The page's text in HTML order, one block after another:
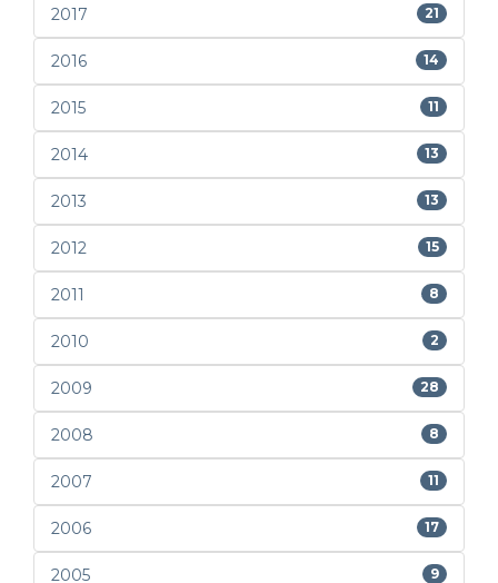
2017 21
2016 14
2015 11
2014 13
2013 13
2012 15
2011 8
2010 2
2009 28
2008 8
2007 11
2006 17
2005 9